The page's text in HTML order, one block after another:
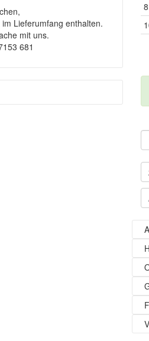
Lieferumfang enthalten.
mit uns.
681
8